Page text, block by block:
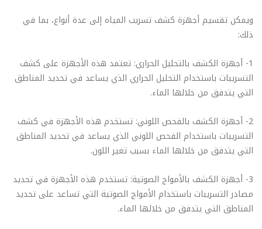
ويمكن تقسيم أجهزة كشف تسريب المياه إلى عدة أنواع، بما في
ذلك:
1- أجهزة الكشف بالتحليل الحراري: تعتمد هذه الأجهزة على كشف
التسريبات باستخدام التحليل الحراري الذي يساعد في تحديد المناطق
التي يتدفق من خلالها الماء.
2- أجهزة الكشف بالفحص اللوني: تستخدم هذه الأجهزة في كشف
التسريبات باستخدام الفحص اللوني الذي يساعد في تحديد المناطق
التي يتدفق من خلالها الماء بسبب تغير اللون.
3- أجهزة الكشف بالأمواج الصوتية: تستخدم هذه الأجهزة في تحديد
مصادر التسريبات باستخدام الأمواج الصوتية التي تساعد على تحديد
المناطق التي يتدفق من خلالها الماء.